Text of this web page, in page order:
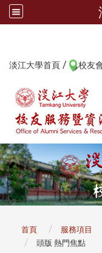
淡江大學首頁 / 校友
首頁 服務項目
頭版 熱門焦點